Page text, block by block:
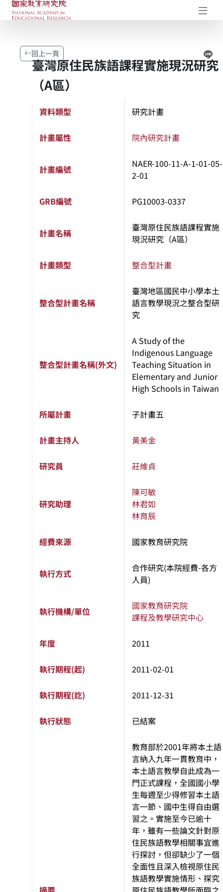
國家教育研究院-研究成果典藏庫
回上一頁
臺灣原住民族語課程實施現況研究
（A區）
資料類型 研究計畫
計畫屬性 院內研究計畫
計畫編號
NAER-100-11-A-1-01-05-
2-01
GRB編號 PG10003-0337
計畫名稱
臺灣原住民族語課程實施
現況研究（A區）
計畫類型 整合型計畫
整合型計畫名稱
臺灣地區國民中小學本土
語言教學現況之整合型研
究
整合型計畫名稱(外文)
A Study of the
Indigenous Language
Teaching Situation in
Elementary and Junior
High Schools in Taiwan
所屬計畫 子計畫五
計畫主持人 黃美金
研究員 莊維貞
研究助理
陳可敏
林君如
林育辰
經費來源 國家教育研究院
執行方式
合作研究(本院經費-各方
人員)
執行機構/單位
國家教育研究院
課程及教學研究中心
年度 2011
執行期程(起) 2011-02-01
執行期程(訖) 2011-12-31
執行狀態 已結案
教育部於2001年將本土語
言納入九年一貫教育中，
本土語言教學自此成為一
門正式課程，全國國小學
生每週至少得修習本土語
言一節、國中生得自由選
習之。實施至今已逾十
年，雖有一些論文針對原
住民族語教學相關事宜進
行探討，但卻缺少了一個
全面性且深入檢視原住民
族語教學實施情形、探究